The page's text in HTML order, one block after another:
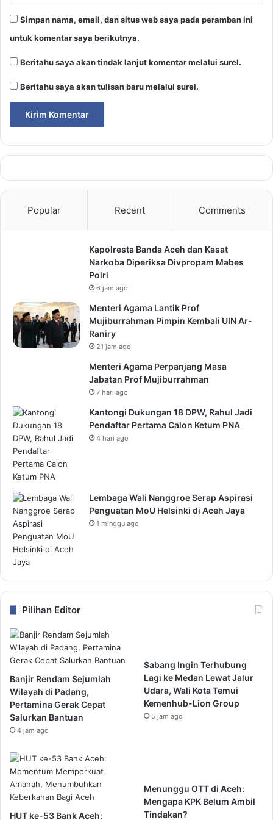
Simpan nama, email, dan situs web saya pada peramban ini
untuk komentar saya berikutnya.
Beritahu saya akan tindak lanjut komentar melalui surel.
Beritahu saya akan tulisan baru melalui surel.
Popular Recent Comments
Kapolresta Banda Aceh dan Kasat
Narkoba Diperiksa Divpropam Mabes
Polri
6 jam ago
Menteri Agama Lantik Prof
Mujiburrahman Pimpin Kembali UIN Ar-
Raniry
21 jam ago
Menteri Agama Perpanjang Masa
Jabatan Prof Mujiburrahman
7 hari ago
Kantongi Dukungan 18 DPW, Rahul Jadi
Pendaftar Pertama Calon Ketum PNA
4 hari ago
Lembaga Wali Nanggroe Serap Aspirasi
Penguatan MoU Helsinki di Aceh Jaya
1 minggu ago
Pilihan Editor
Banjir Rendam Sejumlah
Wilayah di Padang,
Pertamina Gerak Cepat
Salurkan Bantuan
4 jam ago
Sabang Ingin Terhubung
Lagi ke Medan Lewat Jalur
Udara, Wali Kota Temui
Kemenhub-Lion Group
5 jam ago
HUT ke-53 Bank Aceh:
Menunggu OTT di Aceh:
Mengapa KPK Belum Ambil
Tindakan?